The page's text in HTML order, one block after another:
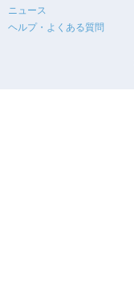
ニュース
ヘルプ・よくある質問